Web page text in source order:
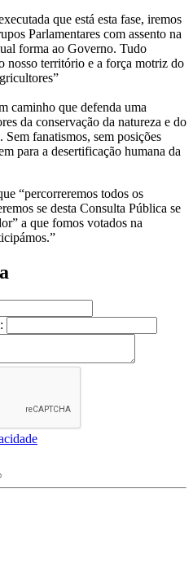
que está esta fase, iremos
Parlamentares com assento na
forma ao Governo. Tudo
nosso território e a força motriz do
caminho que defenda uma
da conservação da natureza e do
fanatismos, sem posições
para a desertificação humana da
“percorreremos todos os
se desta Consulta Pública se
a que fomos votados na